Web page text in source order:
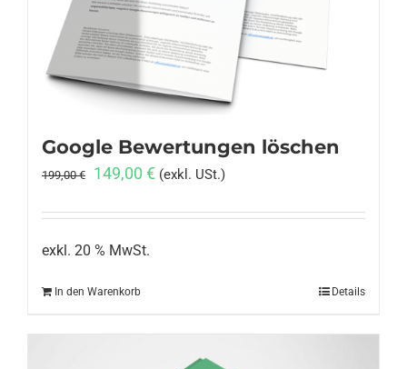
Anmelden
Google Bewertungen löschen
199,00€
Ursprünglicher
war:
199,00 €
149,00 €Aktueller
ist:
(exkl. USt.)
exkl. 20 % MwSt.
In den Warenkorb Details